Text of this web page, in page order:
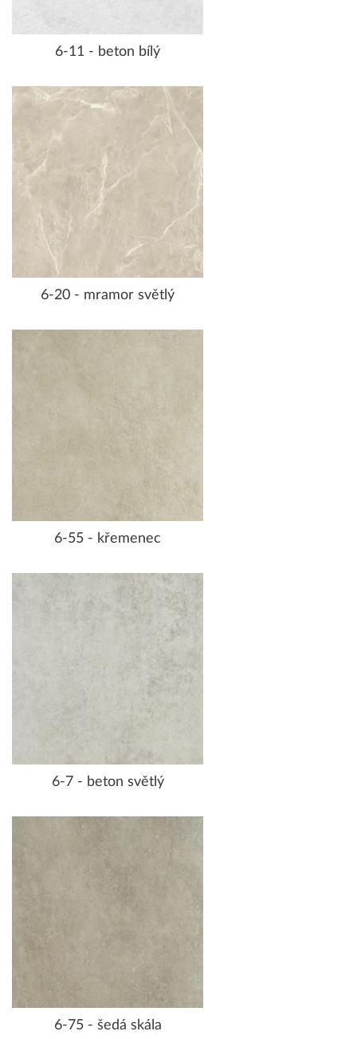
6-11 - beton bílý
6-20 - mramor světlý
6-55 - křemenec
6-7 - beton světlý
6-75 - šedá skála